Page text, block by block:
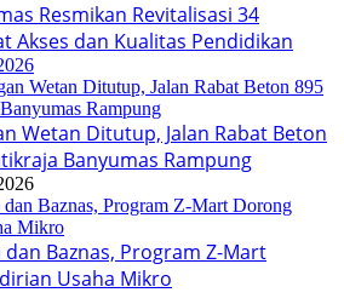
Resmikan Revitalisasi 34
Akses dan Kualitas Pendidikan
Wetan Ditutup, Jalan Rabat Beton
Banyumas Rampung
Baznas, Program Z-Mart
Usaha Mikro